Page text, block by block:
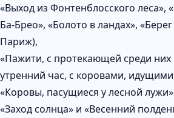
«Выход из Фонтенблосского леса»,
Ба-Брео», «Болото в ландах»,
Париж),
«Пажити, с протекающей среди них
утренний час, с коровами,
«Коровы, пасущиеся у лесной
«Заход солнца» и «Весенний